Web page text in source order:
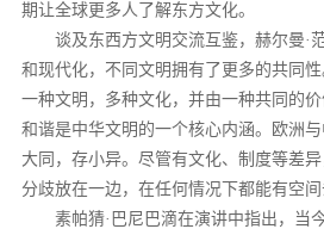
期让全球更多人了解东方文化。
谈及东西方文明交流互鉴，赫尔曼·
和现代化，不同文明拥有了更多的共同
一种文明，多种文化，并由一种共同的价
和谐是中华文明的一个核心内涵。欧洲
大同，存小异。尽管有文化、制度等差
分歧放在一边，在任何情况下都能有空间
素帕猜·巴尼巴滴在演讲中指出，当